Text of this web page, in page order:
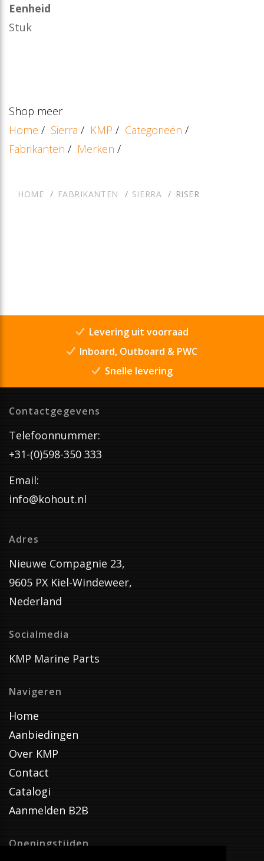
Eenheid
Stuk
Shop meer
Home / Sierra / KMP / Categorieën /
Fabrikanten / Merken /
HOME FABRIKANTEN SIERRA RISER
Levering uit voorraad
Inboard, Outboard & PWC
Snelle levering
Contactgegevens
Telefoonnummer:
+31-(0)598-350 333
Email:
info@kohout.nl
Adres
Nieuwe Compagnie 23,
9605 PX Kiel-Windeweer,
Nederland
Socialmedia
KMP Marine Parts
Navigeren
Home
Aanbiedingen
Over KMP
Contact
Catalogi
Aanmelden B2B
Openingstijden